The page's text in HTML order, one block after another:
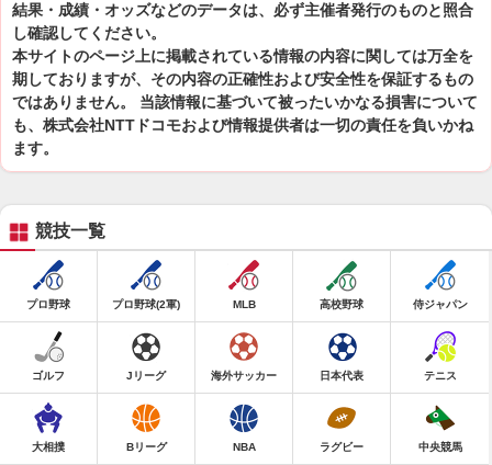
結果・成績・オッズなどのデータは、必ず主催者発行のものと照合
し確認してください。
本サイトのページ上に掲載されている情報の内容に関しては万全を
期しておりますが、その内容の正確性および安全性を保証するもの
ではありません。 当該情報に基づいて被ったいかなる損害について
も、株式会社NTTドコモおよび情報提供者は一切の責任を負いかね
ます。
競技一覧
プロ野球 プロ野球(2軍) MLB 高校野球 侍ジャパン
ゴルフ Jリーグ 海外サッカー 日本代表 テニス
大相撲 Bリーグ NBA ラグビー 中央競馬